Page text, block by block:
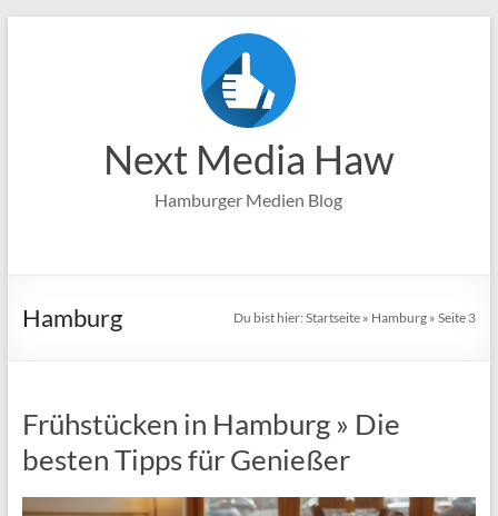
Next Media Haw
Hamburger Medien Blog
Hamburg Du bist hier:Startseite » Hamburg »Seite 3
Frühstücken in Hamburg » Die
besten Tipps für Genießer